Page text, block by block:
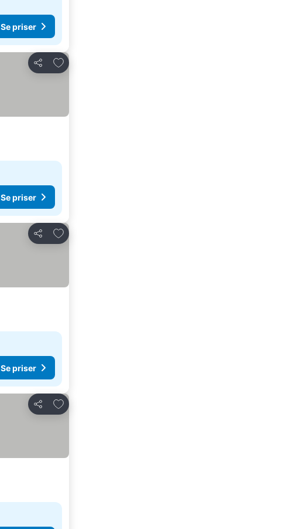
Se priser
Del
Føj til favoritter
Se priser
Del
Føj til favoritter
Se priser
Del
Føj til favoritter